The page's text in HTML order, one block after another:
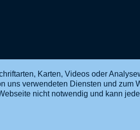
Karten, Videos oder
uns verwendeten Diensten und zum
nicht notwendig und kann